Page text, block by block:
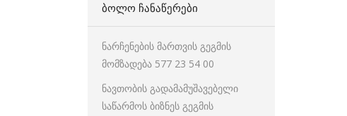
ᲑᲝᲚᲝ ᲩᲐᲜᲐᲬᲔᲠᲔᲑᲘ
ნარჩენების მართვის გეგმის
მომზადება 577 23 54 00
ნავთობის გადამამუშავებელი
საწარმოს ბიზნეს გეგმის